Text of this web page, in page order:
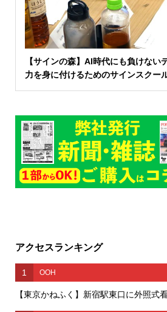
【サインの森】AI時代にも負けない
力を身に付けるためのサインスクー
アクセスランキング
1 OOH
【東京かねふく】新宿駅東口に外照式